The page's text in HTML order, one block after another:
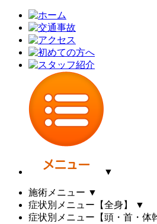
▼
施術メニュー ▼
症状別メニュー【全身】
▼
症状別メニュー【頭・首・体